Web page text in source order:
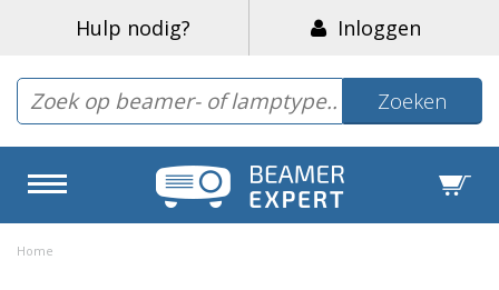
Hulp nodig? Inloggen
Zoeken
Home